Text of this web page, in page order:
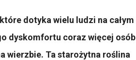
dotyka wielu ludzi na całym
dyskomfortu coraz więcej osób
wierzbie. Ta starożytna roślina